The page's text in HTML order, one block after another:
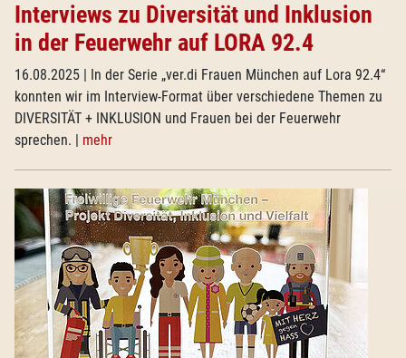
Interviews zu Diversität und Inklusion
in der Feuerwehr auf LORA 92.4
16.08.2025 | In der Serie „ver.di Frauen München auf Lora 92.4“
konnten wir im Interview-Format über verschiedene Themen zu
DIVERSITÄT + INKLUSION und Frauen bei der Feuerwehr
sprechen. | mehr